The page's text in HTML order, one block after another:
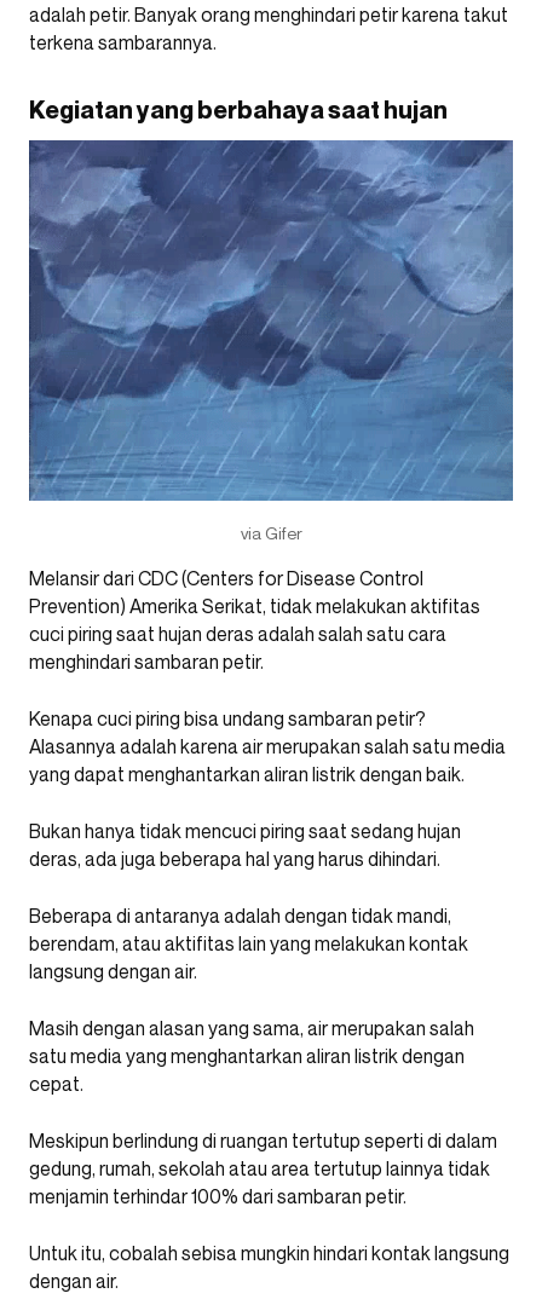
adalah petir. Banyak orang menghindari petir karena takut
terkena sambarannya.
Kegiatan yang berbahaya saat hujan
via Gifer
Melansir dari CDC (Centers for Disease Control
Prevention) Amerika Serikat, tidak melakukan aktifitas
cuci piring saat hujan deras adalah salah satu cara
menghindari sambaran petir.
Kenapa cuci piring bisa undang sambaran petir?
Alasannya adalah karena air merupakan salah satu media
yang dapat menghantarkan aliran listrik dengan baik.
Bukan hanya tidak mencuci piring saat sedang hujan
deras, ada juga beberapa hal yang harus dihindari.
Beberapa di antaranya adalah dengan tidak mandi,
berendam, atau aktifitas lain yang melakukan kontak
langsung dengan air.
Masih dengan alasan yang sama, air merupakan salah
satu media yang menghantarkan aliran listrik dengan
cepat.
Meskipun berlindung di ruangan tertutup seperti di dalam
gedung, rumah, sekolah atau area tertutup lainnya tidak
menjamin terhindar 100% dari sambaran petir.
Untuk itu, cobalah sebisa mungkin hindari kontak langsung
dengan air.